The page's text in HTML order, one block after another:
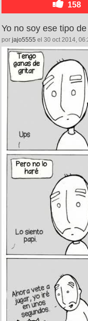
158
Yo no soy ese tipo
por jajo5555 el 30 oct 2014,